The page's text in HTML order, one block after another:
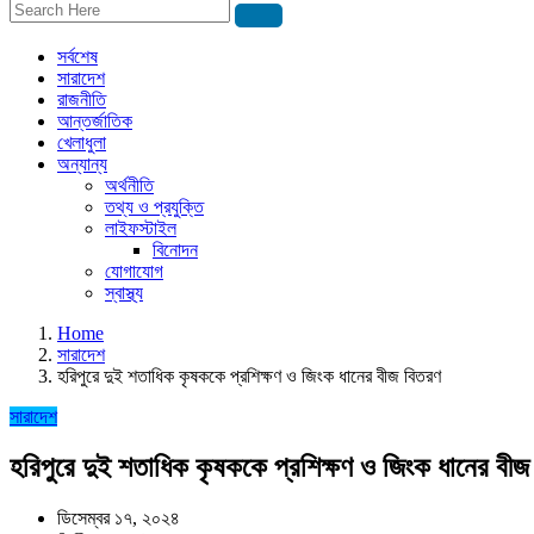
সর্বশেষ
সারাদেশ
রাজনীতি
আন্তর্জাতিক
খেলাধুলা
অন্যান্য
অর্থনীতি
তথ্য ও প্রযুক্তি
লাইফস্টাইল
বিনোদন
যোগাযোগ
স্বাস্থ্য
Home
সারাদেশ
হরিপুরে দুই শতাধিক কৃষককে প্রশিক্ষণ ও জিংক ধানের বীজ বিতরণ
সারাদেশ
হরিপুরে দুই শতাধিক কৃষককে প্রশিক্ষণ ও জিংক ধানের
ডিসেম্বর ১৭, ২০২৪